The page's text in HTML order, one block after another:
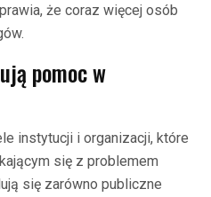
że coraz więcej osób
pomoc w
instytucji i organizacji, które
się z problemem
się zarówno publiczne